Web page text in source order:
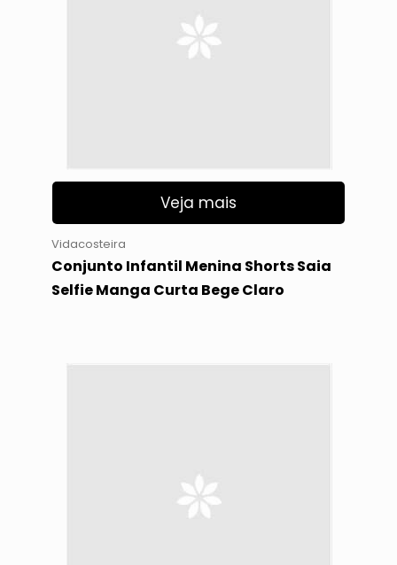
Veja mais
Vidacosteira
Conjunto Infantil Menina Shorts Saia
Selfie Manga Curta Bege Claro